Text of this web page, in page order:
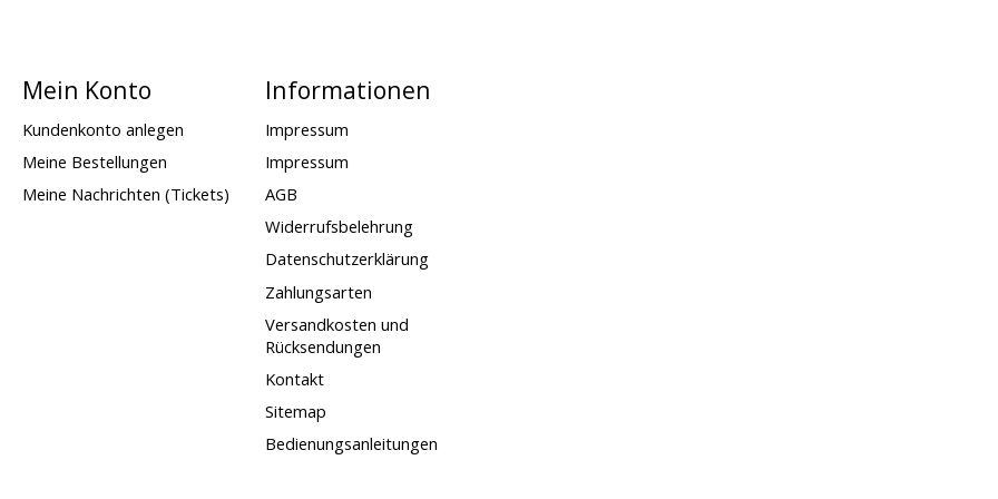
Mein Konto
Kundenkonto anlegen
Meine Bestellungen
Meine Nachrichten (Tickets)
Informationen
Impressum
Impressum
AGB
Widerrufsbelehrung
Datenschutzerklärung
Zahlungsarten
Versandkosten und
Rücksendungen
Kontakt
Sitemap
Bedienungsanleitungen